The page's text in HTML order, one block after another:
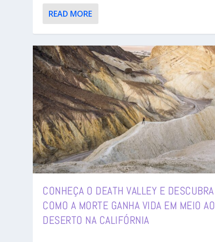
READ MORE
CONHEÇA O DEATH VALLEY E DESCUBRA
COMO A MORTE GANHA VIDA EM MEIO AO
DESERTO NA CALIFÓRNIA